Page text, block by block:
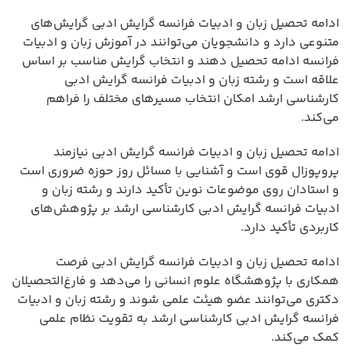
ادامه تحصیل زبان و ادبیات فرانسه گرایش ادبی گرایش‌های
متنوعی دارد و دانشجویان می‌توانند در آموزش زبان و ادبیات
فرانسه ادامه تحصیل دهند و انتخاب گرایش مناسب بر اساس
علاقه است و رشته زبان و ادبیات فرانسه گرایش ادبی
کارشناسی ارشد امکان انتخاب مسیرهای مختلف را فراهم
می‌کند.
ادامه تحصیل زبان و ادبیات فرانسه گرایش ادبی نیازمند
پروپوزال قوی است و آشنایی با مسائل روز حوزه ضروری است
و استادان روی موضوعات نوین تأکید دارند و رشته زبان و
ادبیات فرانسه گرایش ادبی کارشناسی ارشد بر پژوهش‌های
کاربردی تأکید دارد.
ادامه تحصیل زبان و ادبیات فرانسه گرایش ادبی فرصت
همکاری با پژوهشگاه علوم انسانی را می‌دهد و فارغ‌التحصیلان
دکتری می‌توانند عضو هیئت علمی شوند و رشته زبان و ادبیات
فرانسه گرایش ادبی کارشناسی ارشد به تقویت نظام علمی
کمک می‌کند.